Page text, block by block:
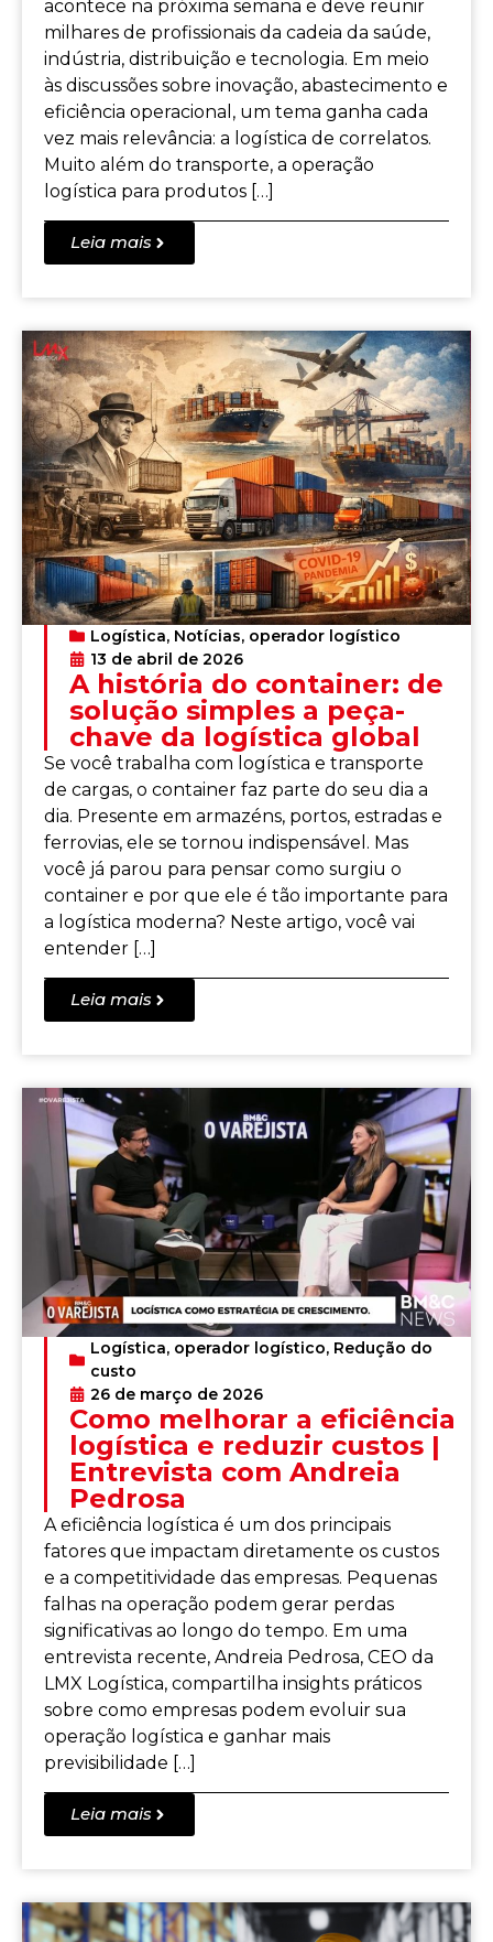
acontece na próxima semana e deve reunir
milhares de profissionais da cadeia da saúde,
indústria, distribuição e tecnologia. Em meio
às discussões sobre inovação, abastecimento e
eficiência operacional, um tema ganha cada
vez mais relevância: a logística de correlatos.
Muito além do transporte, a operação
logística para produtos […]
Leia mais
Logística, Notícias, operador logístico
13 de abril de 2026
A história do container: de
solução simples a peça-
chave da logística global
Se você trabalha com logística e transporte
de cargas, o container faz parte do seu dia a
dia. Presente em armazéns, portos, estradas e
ferrovias, ele se tornou indispensável. Mas
você já parou para pensar como surgiu o
container e por que ele é tão importante para
a logística moderna? Neste artigo, você vai
entender […]
Leia mais
Logística, operador logístico, Redução do
custo
26 de março de 2026
Como melhorar a eficiência
logística e reduzir custos |
Entrevista com Andreia
Pedrosa
A eficiência logística é um dos principais
fatores que impactam diretamente os custos
e a competitividade das empresas. Pequenas
falhas na operação podem gerar perdas
significativas ao longo do tempo. Em uma
entrevista recente, Andreia Pedrosa, CEO da
LMX Logística, compartilha insights práticos
sobre como empresas podem evoluir sua
operação logística e ganhar mais
previsibilidade […]
Leia mais